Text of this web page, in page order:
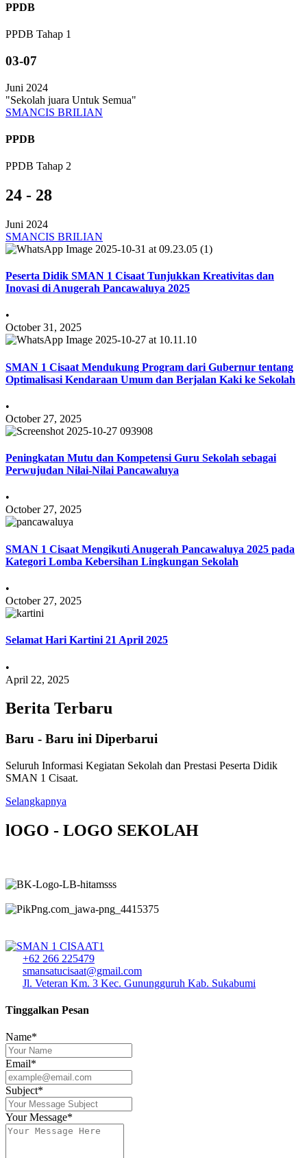
PPDB
PPDB Tahap 1
03-07
Juni 2024
"Sekolah juara Untuk Semua"
SMANCIS BRILIAN
PPDB
PPDB Tahap 2
24 - 28
Juni 2024
SMANCIS BRILIAN
Peserta Didik SMAN 1 Cisaat Tunjukkan Kreativitas dan
Inovasi di Anugerah Pancawaluya 2025
•
October 31, 2025
SMAN 1 Cisaat Mendukung Program dari Gubernur tentang
Optimalisasi Kendaraan Umum dan Berjalan Kaki ke Sekolah
•
October 27, 2025
Peningkatan Mutu dan Kompetensi Guru Sekolah sebagai
Perwujudan Nilai-Nilai Pancawaluya
•
October 27, 2025
SMAN 1 Cisaat Mengikuti Anugerah Pancawaluya 2025 pada
Kategori Lomba Kebersihan Lingkungan Sekolah
•
October 27, 2025
Selamat Hari Kartini 21 April 2025
•
April 22, 2025
Berita Terbaru
Baru - Baru ini Diperbarui
Seluruh Informasi Kegiatan Sekolah dan Prestasi Peserta Didik
SMAN 1 Cisaat.
Selangkapnya
lOGO - LOGO SEKOLAH
+62 266 225479
smansatucisaat@gmail.com
Jl. Veteran Km. 3 Kec. Gunungguruh Kab. Sukabumi
Tinggalkan Pesan
Name*
Email*
Subject*
Your Message*